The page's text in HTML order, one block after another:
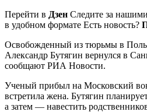
Перейти в Дзен Следите за
в удобном формате Есть новость?
Освобожденный из тюрьмы в
Александр Бутягин вернулся в
сообщают РИА Новости.
Ученый прибыл на Московский
встретила жена. Бутягин
а затем — навестить